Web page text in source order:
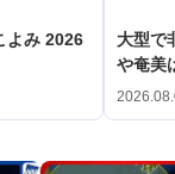
よみ 2026
大型で
や奄美